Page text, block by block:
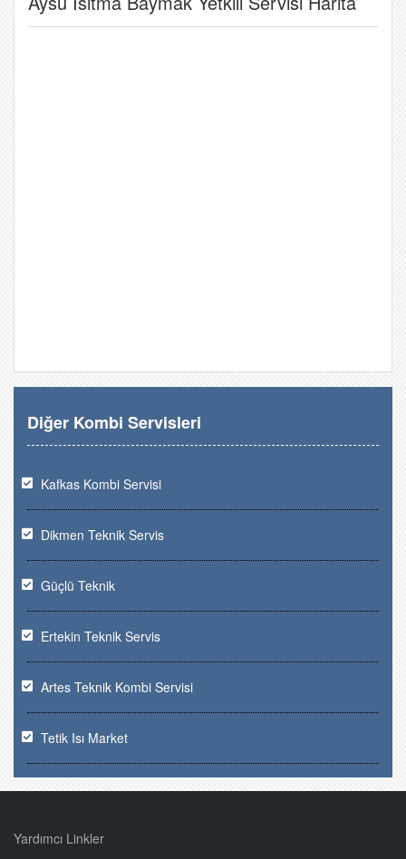
Diğer Kombi Servisleri
Kafkas Kombi Servisi
Dikmen Teknik Servis
Güçlü Teknik
Ertekin Teknik Servis
Artes Teknik Kombi Servisi
Tetik Isı Market
Yardımcı Linkler